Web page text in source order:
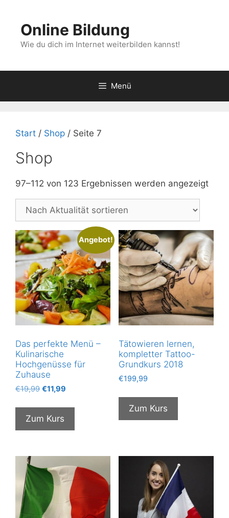
springenOnline Bildung
Wie du dich im Internet weiterbilden kannst!
Menü
Start / Shop / Seite 7
Shop
97–112 von 123 Ergebnissen werden angezeigtNach
Angebot!
Das perfekte Menü –
Kulinarische
Hochgenüsse für
Zuhause
€19,99 Ursprünglicher
war:
€19,99
€11,99
ist:
Zum Kurs
Tätowieren lernen,
kompletter Tattoo-
Grundkurs 2018
€199,99
Zum Kurs